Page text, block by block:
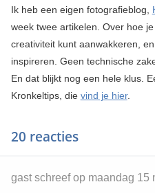
Ik heb een eigen fotografieblog,
week twee artikelen. Over hoe
creativiteit kunt aanwakkeren,
inspireren. Geen technische
En dat blijkt nog een hele klus.
Kronkeltips, die vind je hier.
20 reacties
gast schreef op maandag 15